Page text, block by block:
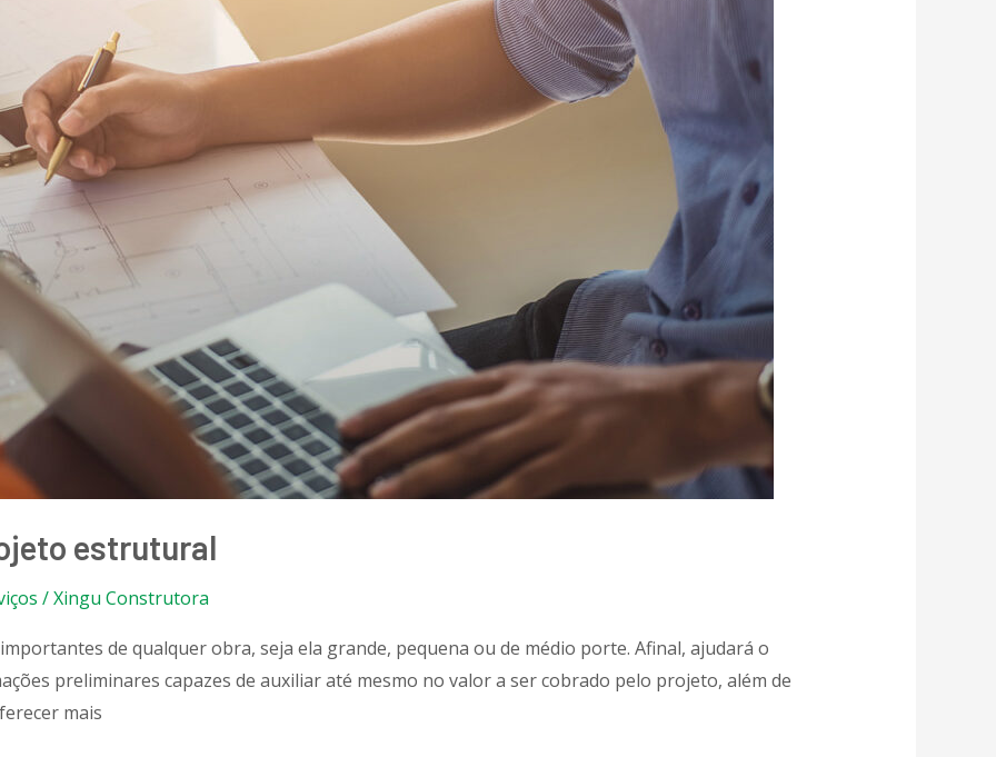
estrutural
/Xingu Construtora
de qualquer obra, seja ela grande, pequena ou de médio porte. Afinal, ajudará o
preliminares capazes de auxiliar até mesmo no valor a ser cobrado pelo projeto, além de
mais